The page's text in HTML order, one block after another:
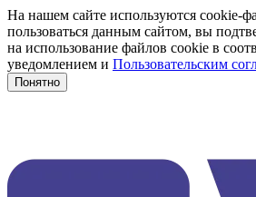
На нашем сайте используются cookie-
пользоваться данным сайтом, вы
на использование файлов cookie в
уведомлением и Пользовательским
Понятно